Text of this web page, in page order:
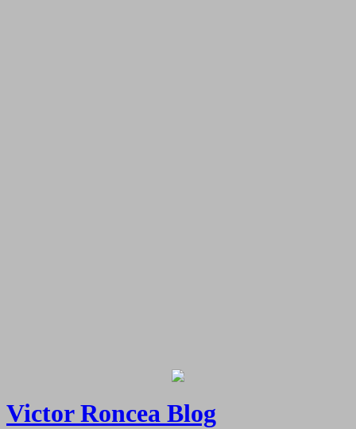
Victor Roncea Blog